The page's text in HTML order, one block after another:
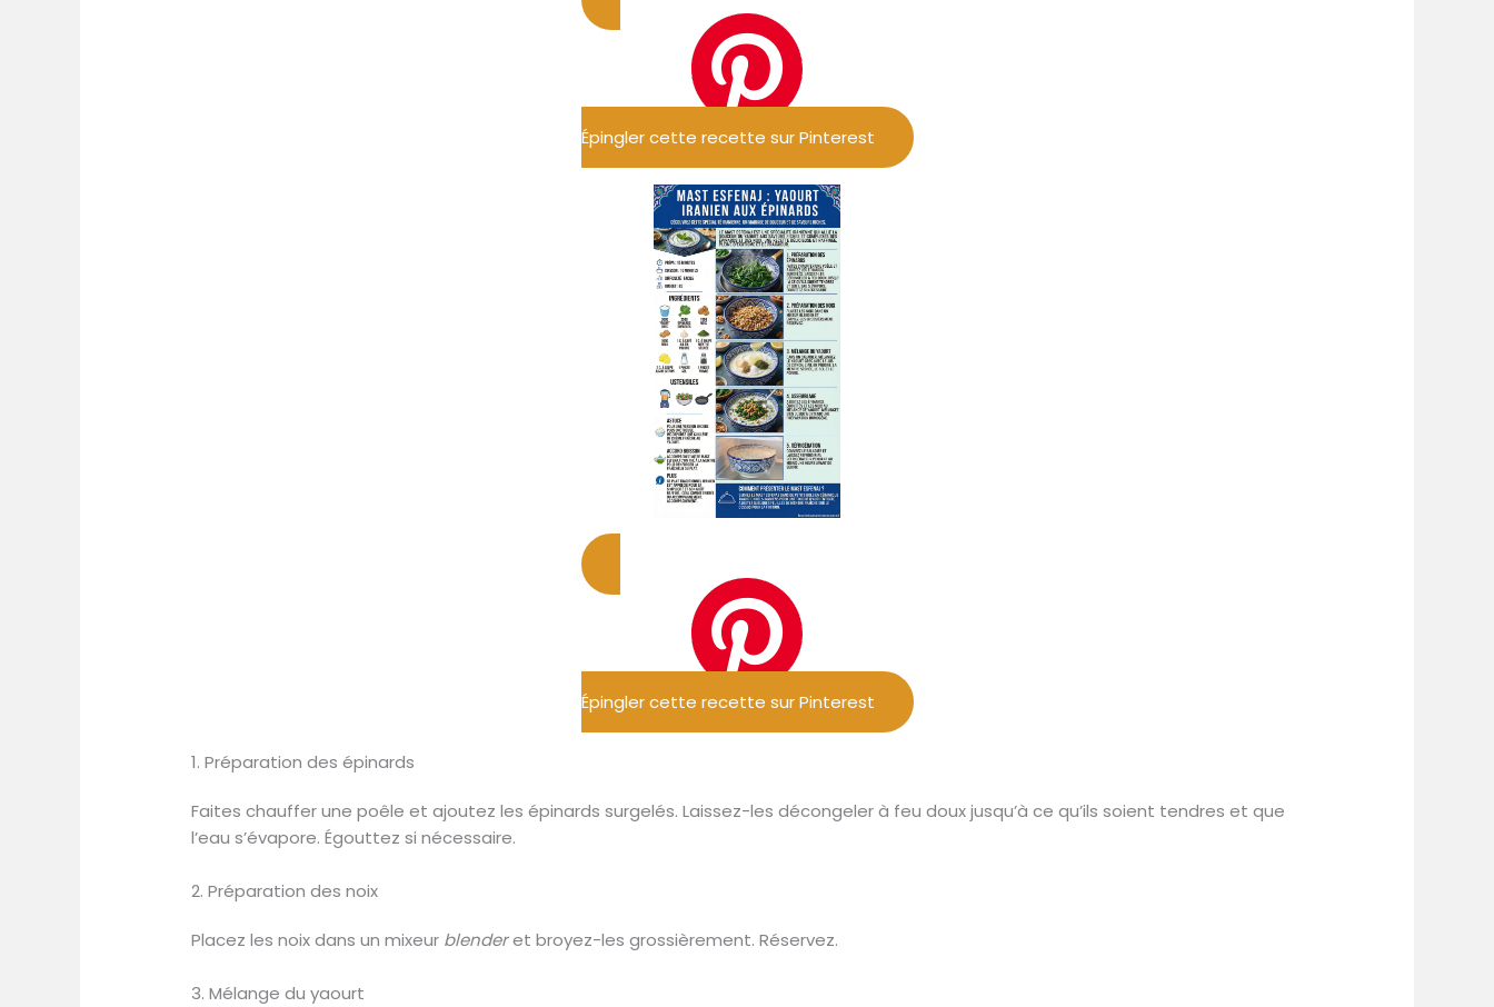
Épingler cette recette sur Pinterest
Épingler cette recette sur Pinterest
1. Préparation des épinards
Faites chauffer une poêle et ajoutez les épinards surgelés. Laissez-les décongeler à feu doux jusqu’à ce qu’ils soient tendres et que
l’eau s’évapore. Égouttez si nécessaire.
2. Préparation des noix
Placez les noix dans un mixeur blenderet broyez-les grossièrement. Réservez.
3. Mélange du yaourt